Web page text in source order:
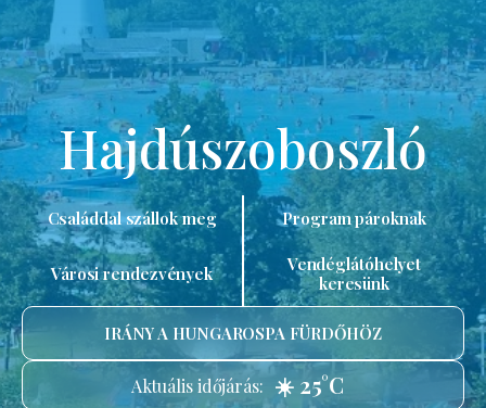
Hajdúszoboszló
Családdal szállok meg Program pároknak
Városi rendezvények
Vendéglátóhelyet
keresünk
IRÁNY A HUNGAROSPA FÜRDŐHÖZ
Aktuális időjárás: ☀️ 25°C